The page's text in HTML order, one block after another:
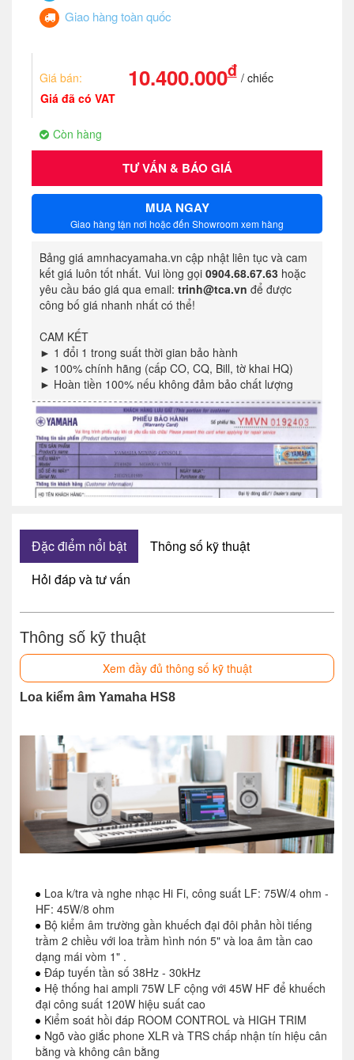
Giao hàng toàn quốc
Giá bán: 10.400.000đ / chiếc
Giá đã có VAT
Còn hàng
TƯ VẤN & BÁO GIÁ
MUA NGAY
Giao hàng tận nơi hoặc đến Showroom xem hàng
Bảng giá amnhacyamaha.vn cập nhật liên tục và cam
kết giá luôn tốt nhất. Vui lòng gọi 0904.68.67.63 hoặc
yêu cầu báo giá qua email: trinh@tca.vn để được
công bố giá nhanh nhất có thể!
CAM KẾT
► 1 đổi 1 trong suất thời gian bảo hành
► 100% chính hãng (cấp CO, CQ, Bill, tờ khai HQ)
► Hoàn tiền 100% nếu không đảm bảo chất lượng
Đặc điểm nổi bật
Thông số kỹ thuật
Hỏi đáp và tư vấn
Thông số kỹ thuật
Xem đầy đủ thông số kỹ thuật
Loa kiểm âm Yamaha HS8
Loa k/tra và nghe nhạc Hi Fi, công suất LF: 75W/4 ohm -
HF: 45W/8 ohm
Bộ kiểm âm trường gần khuếch đại đôi phản hồi tiếng
trầm 2 chiều với loa trầm hình nón 5" và loa âm tần cao
dạng mái vòm 1" .
Đáp tuyến tần số 38Hz - 30kHz
Hệ thống hai ampli 75W LF cộng với 45W HF để khuếch
đại công suất 120W hiệu suất cao
Kiểm soát hồi đáp ROOM CONTROL và HIGH TRIM
Ngõ vào giắc phone XLR và TRS chấp nhận tín hiệu cân
bằng và không cân bằng